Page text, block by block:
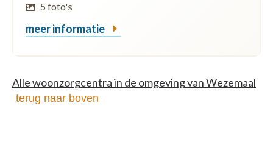
5 foto's
meer informatie
Alle woonzorgcentra in de omgeving van Wezemaal
terug naar boven